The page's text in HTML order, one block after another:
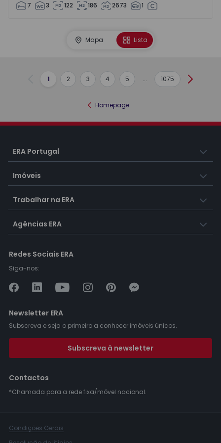
7 3 122 186 2673 1
Mapa Lista
Anterior
1 2 3 4 5 ... 1075
Homepage
ERA Portugal
Imóveis
Trabalhar na ERA
Agências ERA
Redes Sociais ERA
Siga-nos:
Newsletter ERA
Subscreva e seja o primeiro a conhecer imóveis únicos.
Subscreva à newsletter
Contactos
*Chamada para a rede fixa/móvel nacional.
Condições Gerais